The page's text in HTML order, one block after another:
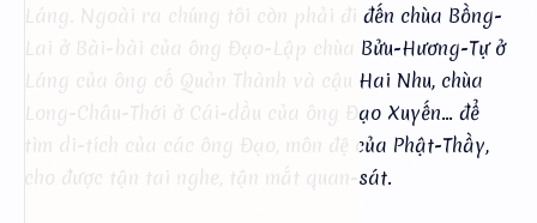
Láng. Ngoài ra chúng tôi còn phải đi đến chùa Bồng-
Lai ở Bài-bài của ông Đạo-Lập chùa Bửu-Hương-Tự ở
Láng của ông cố Quản Thành và cậu Hai Nhu, chùa
Long-Châu-Thới ở Cái-dầu của ông Đạo Xuyến... để
tìm di-tích của các ông Đạo, môn đệ của Phật-Thầy,
cho được tận tai nghe, tận mắt quan-sát.